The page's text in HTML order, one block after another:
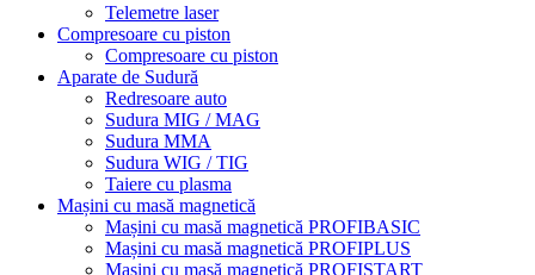
Telemetre laser
Compresoare cu piston
Compresoare cu piston
Aparate de Sudură
Redresoare auto
Sudura MIG / MAG
Sudura MMA
Sudura WIG / TIG
Taiere cu plasma
Mașini cu masă magnetică
Mașini cu masă magnetică PROFIBASIC
Mașini cu masă magnetică PROFIPLUS
Mașini cu masă magnetică PROFISTART